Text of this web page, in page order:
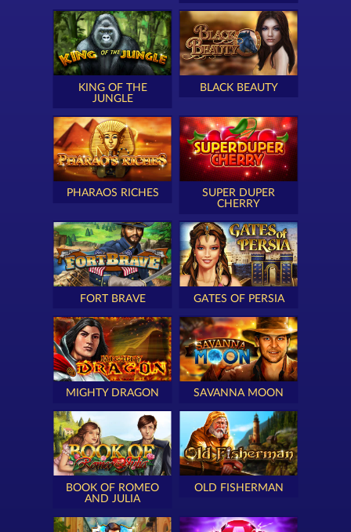
KING OF THE
JUNGLE
BLACK BEAUTY
PHARAOS RICHES
SUPER DUPER
CHERRY
FORT BRAVE GATES OF PERSIA
MIGHTY DRAGON SAVANNA MOON
BOOK OF ROMEO
AND JULIA
OLD FISHERMAN